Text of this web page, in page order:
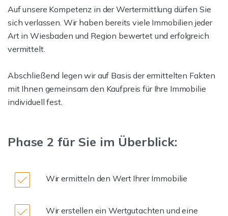
Auf unsere Kompetenz in der Wertermittlung dürfen Sie
sich verlassen. Wir haben bereits viele Immobilien jeder
Art in Wiesbaden und Region bewertet und erfolgreich
vermittelt.
Abschließend legen wir auf Basis der ermittelten Fakten
mit Ihnen gemeinsam den Kaufpreis für Ihre Immobilie
individuell fest.
Phase 2 für Sie im Überblick:
Wir ermitteln den Wert Ihrer Immobilie
Wir erstellen ein Wertgutachten und eine